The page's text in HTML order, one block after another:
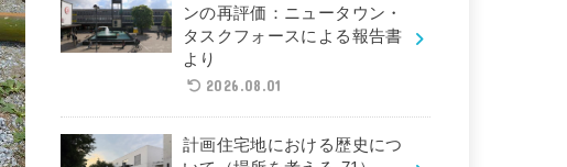
ンの再評価：ニュータウン・
タスクフォースによる報告書
より
2026.08.01
計画住宅地における歴史につ